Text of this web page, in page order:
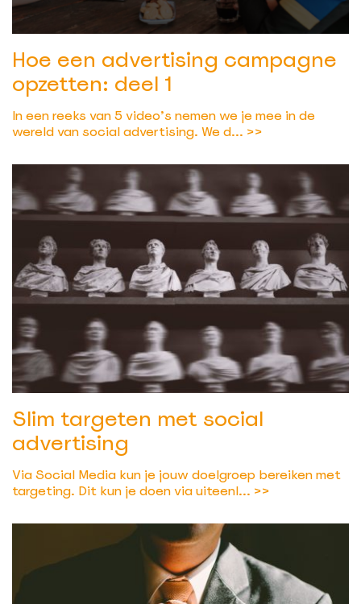
Hoe een advertising campagne
opzetten: deel 1
In een reeks van 5 video’s nemen we je mee in de
wereld van social advertising. We d... >>
Slim targeten met social
advertising
Via Social Media kun je jouw doelgroep bereiken met
targeting. Dit kun je doen via uiteenl... >>